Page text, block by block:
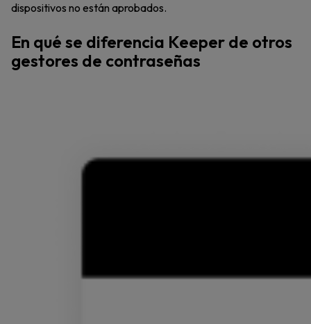
dispositivos no están aprobados.
En qué se diferencia Keeper de otros
gestores de contraseñas